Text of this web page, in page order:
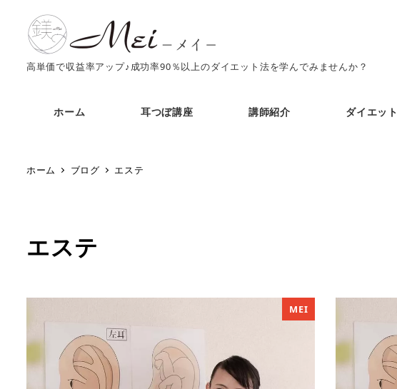
高単価で収益率アップ♪成功率90％以上のダイエット法を学んでみませんか？
ホーム 耳つぼ講座 講師紹介 ダイエット
ホーム ブログ エステ
エステ
MEI